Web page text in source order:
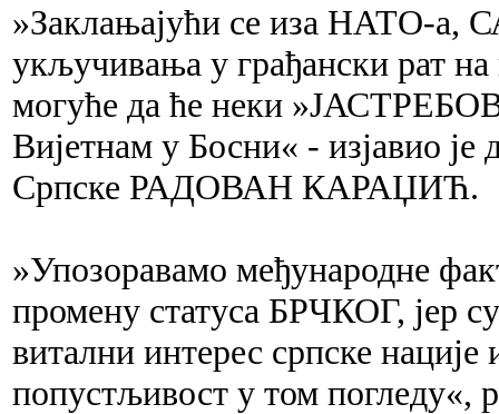
»Заклањајући се иза НАТО-а,
укључивања у грађански рат
могуће да ће неки
Вијетнам у Босни« - изјавио
Српске РАДОВАН КАРАЏИЋ.
»Упозоравамо међународне
промену статуса БРЧКОГ, јер
витални интерес српске
попустљивост у том погледу«,